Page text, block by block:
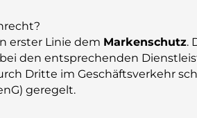
erster Linie dem Markenschutz.
den entsprechenden
Dritte im Geschäftsverkehr
geregelt.